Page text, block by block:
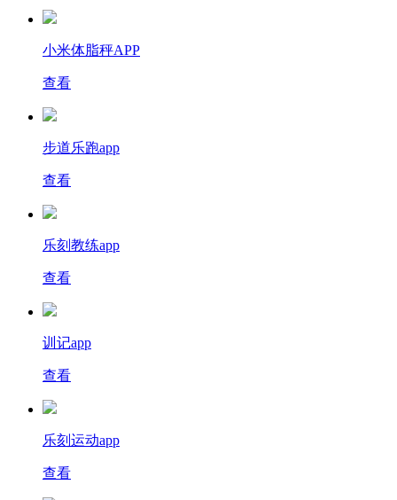
小米体脂秤APP
查看
步道乐跑app
查看
乐刻教练app
查看
训记app
查看
乐刻运动app
查看